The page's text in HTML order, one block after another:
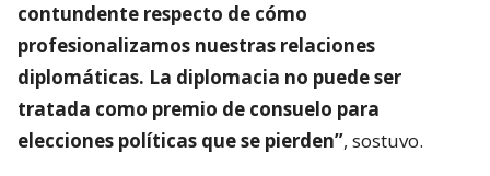
contundente respecto de cómo
profesionalizamos nuestras relaciones
diplomáticas. La diplomacia no puede ser
tratada como premio de consuelo para
elecciones políticas que se pierden”, sostuvo.